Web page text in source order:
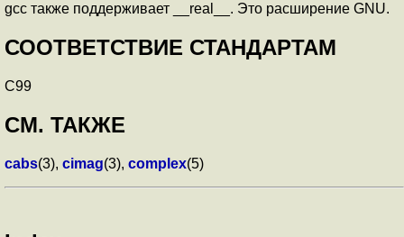
gcc также поддерживает __real__. Это расширение GNU.
СООТВЕТСТВИЕ СТАНДАРТАМ
C99
СМ. ТАКЖЕ
cabs(3), cimag(3), complex(5)